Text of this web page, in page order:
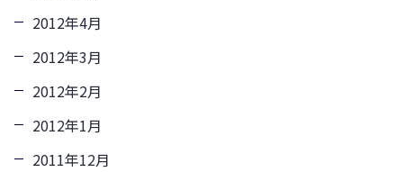
2012年4月
2012年3月
2012年2月
2012年1月
2011年12月